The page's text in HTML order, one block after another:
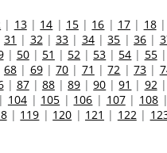
| 13| 14 | 15| 16 | 17 | 18|
31 | 32|33 | 34|35 |36 |
| 50| 51 | 52 | 53 | 54 | 55|
68| 69|70 | 71 |72 |73 |
| 87| 88|89 |90 |91 | 92|
104| 105 | 106 | 107| 108 |
| 119 | 120 | 121 | 122|